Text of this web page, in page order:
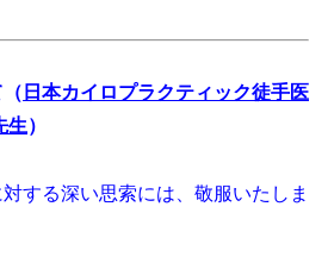
日本カイロプラクティック徒手医
生）
する深い思索には、敬服いたしま